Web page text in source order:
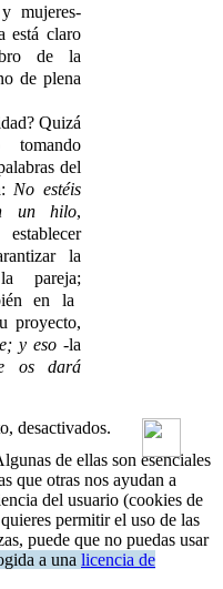
mujeres-
está claro
de la
de plena
Quizá
tomando
del
No estéis
un hilo,
la
pareja;
en la
proyecto,
y eso -la
os dará
desactivados.
a una licencia de
de ellas son esenciales
que otras nos ayudan a
del usuario (cookies de
permitir el uso de las
puede que no puedas usar